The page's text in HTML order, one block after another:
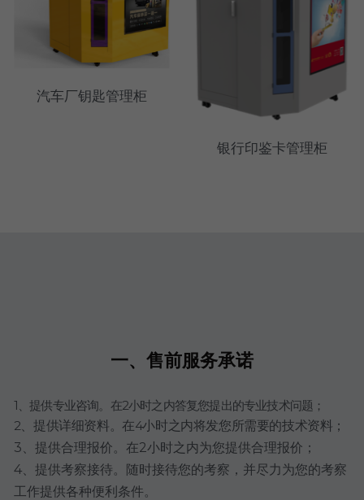
汽车厂钥匙管理柜
银行印鉴卡管理柜
一、售前服务承诺
1、提供专业咨询。在2小时之内答复您提出的专业技术问题；
2、提供详细资料。在4小时之内将发您所需要的技术资料；
3、提供合理报价。在2小时之内为您提供合理报价；
4、提供考察接待。随时接待您的考察，并尽力为您的考察
工作提供各种便利条件。